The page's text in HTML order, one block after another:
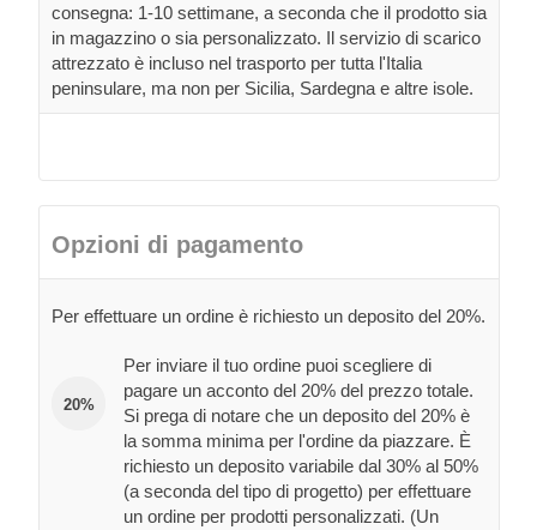
consegna: 1-10 settimane, a seconda che il prodotto sia
in magazzino o sia personalizzato. Il servizio di scarico
attrezzato è incluso nel trasporto per tutta l'Italia
peninsulare, ma non per Sicilia, Sardegna e altre isole.
Opzioni di pagamento
Per effettuare un ordine è richiesto un deposito del 20%.
20%
Per inviare il tuo ordine puoi scegliere di
pagare un acconto del 20% del prezzo totale.
Si prega di notare che un deposito del 20% è
la somma minima per l'ordine da piazzare. È
richiesto un deposito variabile dal 30% al 50%
(a seconda del tipo di progetto) per effettuare
un ordine per prodotti personalizzati. (Un